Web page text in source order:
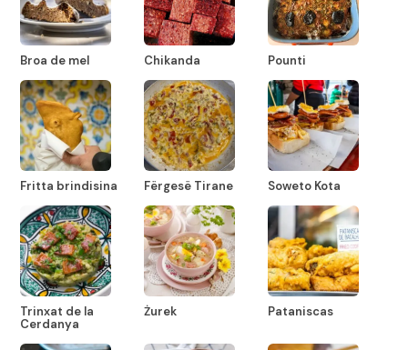
Broa de mel Chikanda Pounti
Fritta brindisina Fërgesë Tirane Soweto Kota
Trinxat de la
Cerdanya
Żurek Pataniscas